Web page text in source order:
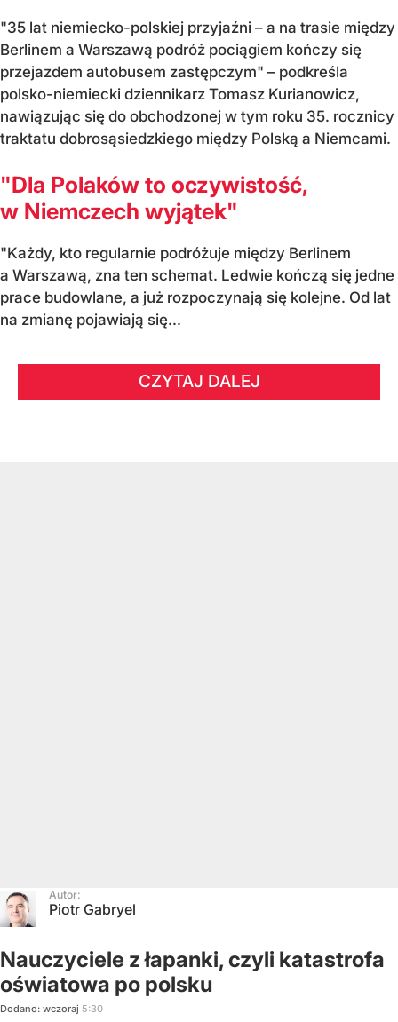
"35 lat niemiecko-polskiej przyjaźni – a na trasie między
Berlinem a Warszawą podróż pociągiem kończy się
przejazdem autobusem zastępczym" – podkreśla
polsko-niemiecki dziennikarz Tomasz Kurianowicz,
nawiązując się do obchodzonej w tym roku 35. rocznicy
traktatu dobrosąsiedzkiego między Polską a Niemcami.
"Dla Polaków to oczywistość,
w Niemczech wyjątek"
"Każdy, kto regularnie podróżuje między Berlinem
a Warszawą, zna ten schemat. Ledwie kończą się jedne
prace budowlane, a już rozpoczynają się kolejne. Od lat
na zmianę pojawiają się...
CZYTAJ DALEJ
Autor:
Piotr Gabryel
Nauczyciele z łapanki, czyli katastrofa
oświatowa po polsku
Dodano: wczoraj 5:30